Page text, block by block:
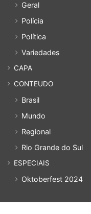
Geral
Polícia
Política
Variedades
CAPA
CONTEUDO
Brasil
Mundo
Regional
Rio Grande do Sul
ESPECIAIS
Oktoberfest 2024